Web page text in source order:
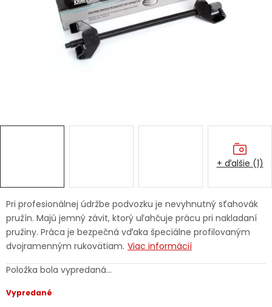
Ochranné pracovné pomôcky
Servis náradia Hodnotenie obchodu
Doprava a platba Váš zákaznícky účet
Kontakty
Pri profesionálnej údržbe podvozku je nevyhnutný sťahovák
pružín. Majú jemný závit, ktorý uľahčuje prácu pri nakladaní
pružiny. Práca je bezpečná vďaka špeciálne profilovaným
dvojramenným rukovätiam. Viac informácií
Položka bola vypredaná…
Vypredané
+ ďalšie (1)